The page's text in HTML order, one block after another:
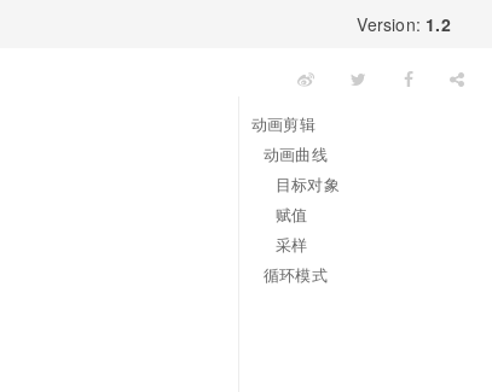
动画剪辑
动画曲线
目标对象
赋值
采样
循环模式
Version: 1.2